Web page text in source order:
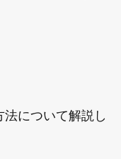
について解説し